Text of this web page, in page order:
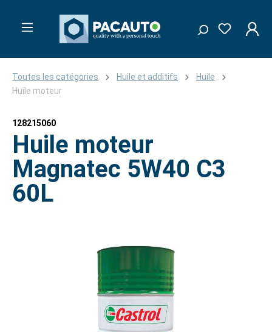
Toutes les catégories Huile et additifs
Huile
Huile moteur
128215060
Huile moteur
Magnatec 5W40 C3
60L
Ignorer la galerie d'images